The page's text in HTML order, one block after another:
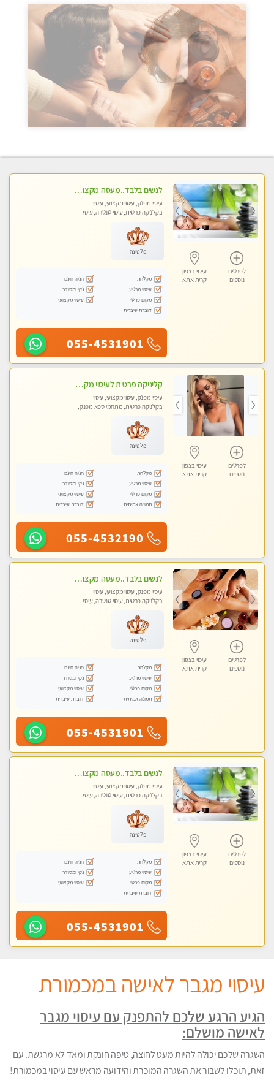
לפרטים
נוספים
עיסוי בצפון
קרית אתא
לנשים בלבד..מעסה מקצועי לנשים בלבד
עיסוי מפנק, עיסוי מקצועי, עיסוי
בקלניקה פרטית, עיסוי טנטרה, עיסוי
פלטינה
מקלחת
חניה חינם
עיסוי מרגיע
נקי ומסודר
מקום פרטי
עיסוי מקצועי
דוברת עיברית
055-4531901
לפרטים
נוספים
עיסוי בצפון
קרית אתא
קליניקה פרטית לעיסוי מקצועי ואלטרנטיבי ברמה גבוהה VIP תתקשר ..... highly recommended..new in the city
עיסוי מפנק, עיסוי מקצועי, עיסוי
בקלניקה פרטית, מתחמי ספא מפנק,
טנטרה, עיסוי מגבר לגבר, עיסוי מגבר
לאישה
פלטינה
מקלחת
חניה חינם
עיסוי מרגיע
נקי ומסודר
מקום פרטי
עיסוי מקצועי
תמונה אמיתית
דוברת עיברית
055-4532190
לפרטים
נוספים
עיסוי בצפון
קרית אתא
לנשים בלבד..מעסה מקצועי לנשים בלבד לעיסוי מרגיע ומפנק VIP-מומלץ לחלוטין! פרטי! ​​​​​​
עיסוי מפנק, עיסוי מקצועי, עיסוי
בקלניקה פרטית, עיסוי טנטרה, עיסוי
פלטינה
מקלחת
חניה חינם
עיסוי מרגיע
נקי ומסודר
מקום פרטי
עיסוי מקצועי
תמונה אמיתית
דוברת עיברית
055-4531901
לפרטים
נוספים
עיסוי בצפון
קרית אתא
לנשים בלבד..מעסה מקצועי לנשים בלבד
עיסוי מפנק, עיסוי מקצועי, עיסוי
בקלניקה פרטית, עיסוי טנטרה, עיסוי
פלטינה
מקלחת
חניה חינם
עיסוי מרגיע
נקי ומסודר
מקום פרטי
עיסוי מקצועי
דוברת עיברית
055-4531901
עיסוי מגבר לאישה במכמורת
הגיע הרגע שלכם להתפנק עם עיסוי מגבר
לאישה מושלם:
השגרה שלכם יכולה להיות מעט לחוצה, טיפה חונקת ומאד לא מרגשת. עם
זאת, תוכלו לשבור את השגרה המוכרת והידועה מראש עם עיסוי במכמורת!